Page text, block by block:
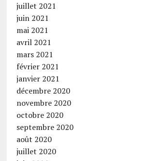
juillet 2021
juin 2021
mai 2021
avril 2021
mars 2021
février 2021
janvier 2021
décembre 2020
novembre 2020
octobre 2020
septembre 2020
août 2020
juillet 2020